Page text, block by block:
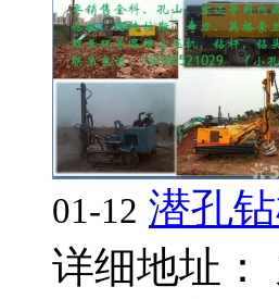
01-12 潜孔
详细地址：